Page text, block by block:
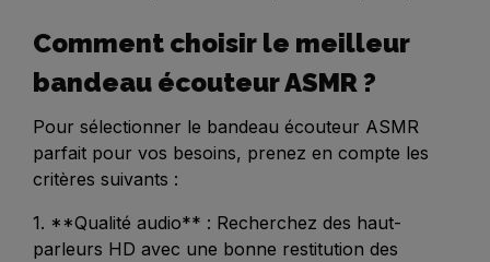
Comment choisir le meilleur
bandeau écouteur ASMR ?
Pour sélectionner le bandeau écouteur ASMR
parfait pour vos besoins, prenez en compte les
critères suivants :
1. **Qualité audio** : Recherchez des haut-
parleurs HD avec une bonne restitution des